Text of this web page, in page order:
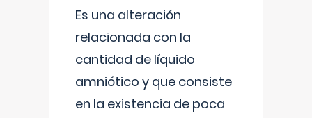
Es una alteración
relacionada con la
cantidad de líquido
amniótico y que consiste
en la existencia de poca